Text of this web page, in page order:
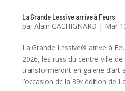
La Grande Lessive arrive à Feurs
par Alain GACHIGNARD | Mar
La Grande Lessive® arrive à
2026, les rues du centre-ville de
transformeront en galerie d’art
l’occasion de la 39ᵉ édition de